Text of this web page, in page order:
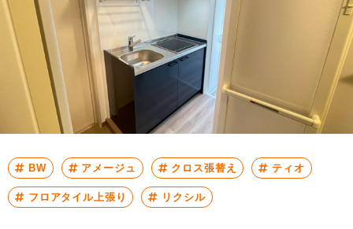
BW アメージュ クロス張替え ティオ
フロアタイル上張り リクシル